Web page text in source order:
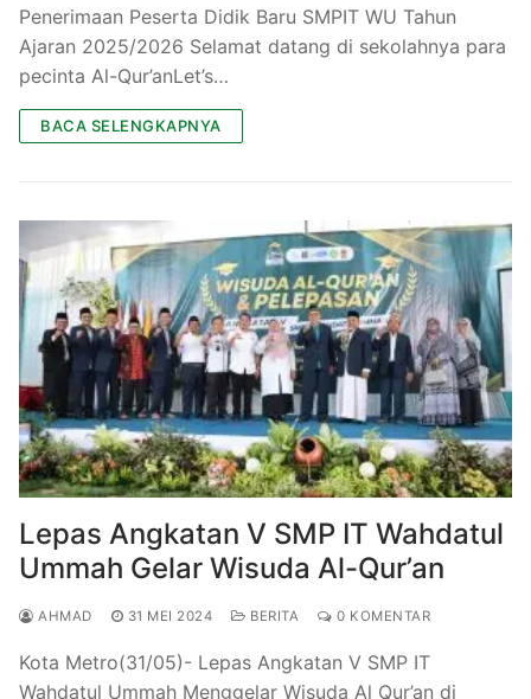
Penerimaan Peserta Didik Baru SMPIT WU Tahun
Ajaran 2025/2026 Selamat datang di sekolahnya para
pecinta Al-Qur’anLet’s…
BACA SELENGKAPNYA
Lepas Angkatan V SMP IT Wahdatul
Ummah Gelar Wisuda Al-Qur’an
AHMAD 31 MEI 2024 BERITA 0 KOMENTAR
Kota Metro(31/05)- Lepas Angkatan V SMP IT
Wahdatul Ummah Menggelar Wisuda Al Qur’an di